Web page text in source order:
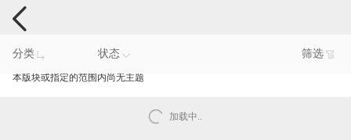
手机反馈
分类 状态 筛选
本版块或指定的范围内尚无主题
加载中..